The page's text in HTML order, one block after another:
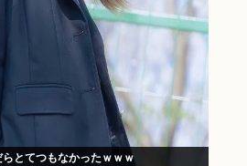
とてつもなかったｗｗｗ